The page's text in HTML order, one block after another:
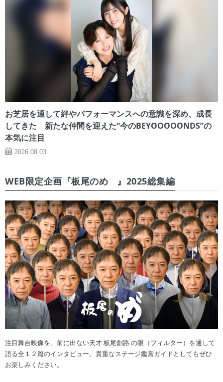
お芝居を通して絆やパフォーマンスへの意識を深め、成長
してきた 新たな仲間を迎えた“今のBEYOOOOONDS”の
本気に注目
2026.08.03
WEB限定企画『板尾のめ゙』2025総集編
注目舞台映像を、前に出ない天才 板尾創路 の眼（フィルター）を通して
語る全１２篇のインタビュー。貴重なステージ鑑賞ガイドとしてもぜひ
お楽しみください。